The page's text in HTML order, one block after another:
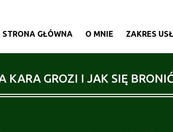
STRONA GŁÓWNA O MNIE ZAKRES
GROZI I JAK SIĘ